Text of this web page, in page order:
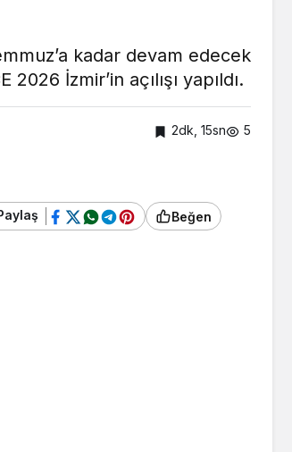
kadar devam edecek
İzmir’in açılışı yapıldı.
2dk, 15sn 5
Beğen